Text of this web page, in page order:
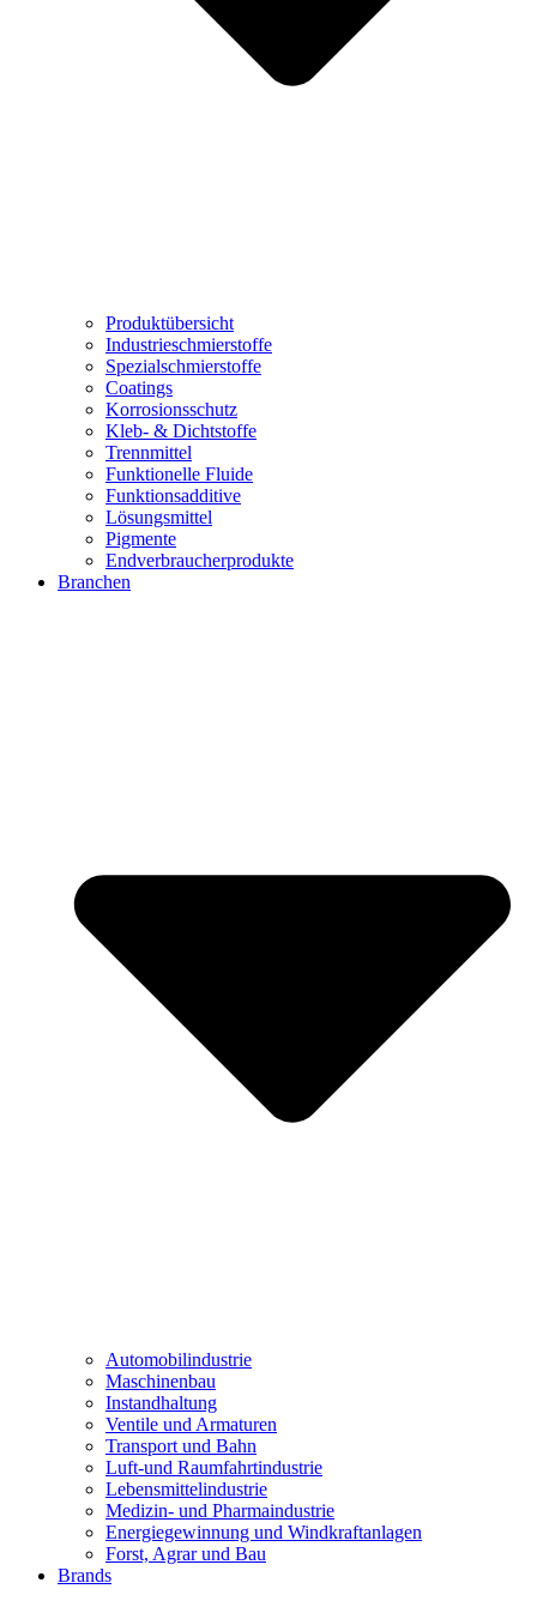
Produktübersicht
Industrieschmierstoffe
Spezialschmierstoffe
Coatings
Korrosionsschutz
Kleb- & Dichtstoffe
Trennmittel
Funktionelle Fluide
Funktionsadditive
Lösungsmittel
Pigmente
Endverbraucherprodukte
Branchen
Automobilindustrie
Maschinenbau
Instandhaltung
Ventile und Armaturen
Transport und Bahn
Luft-und Raumfahrtindustrie
Lebensmittelindustrie
Medizin- und Pharmaindustrie
Energiegewinnung und Windkraftanlagen
Forst, Agrar und Bau
Brands